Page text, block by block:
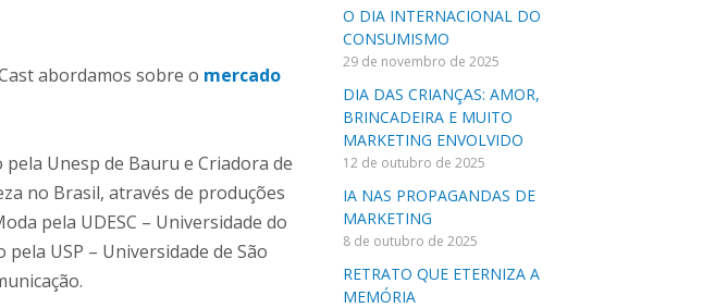
abordamos sobre o mercado
Unesp de Bauru e Criadora de
no Brasil, através de produções
pela UDESC – Universidade do
USP – Universidade de São
O DIA INTERNACIONAL DO
CONSUMISMO
29 de novembro de 2025
DIA DAS CRIANÇAS: AMOR,
BRINCADEIRA E MUITO
MARKETING ENVOLVIDO
12 de outubro de 2025
IA NAS PROPAGANDAS DE
MARKETING
8 de outubro de 2025
RETRATO QUE ETERNIZA A
MEMÓRIA